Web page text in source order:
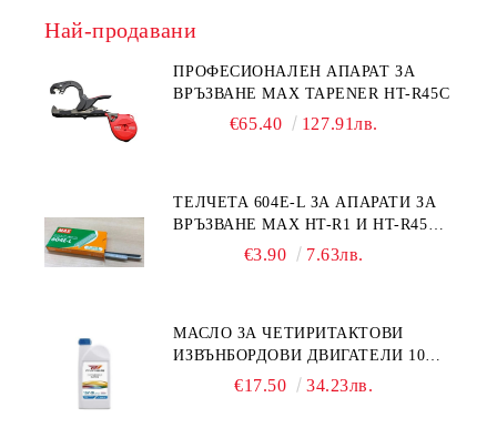
Най-продавани
ПРОФЕСИОНАЛЕН АПАРАТ ЗА
ВРЪЗВАНЕ MAX TAPENER HT-R45C
€65.40 127.91лв.
ТЕЛЧЕТА 604E-L ЗА АПАРАТИ ЗА
ВРЪЗВАНЕ MAX HT-R1 И HT-R45C
€3.90 7.63лв.
МАСЛО ЗА ЧЕТИРИТАКТОВИ
ИЗВЪНБОРДОВИ ДВИГАТЕЛИ 10W-
30 HONDA MARINE 08221-999-
€17.50 34.23лв.